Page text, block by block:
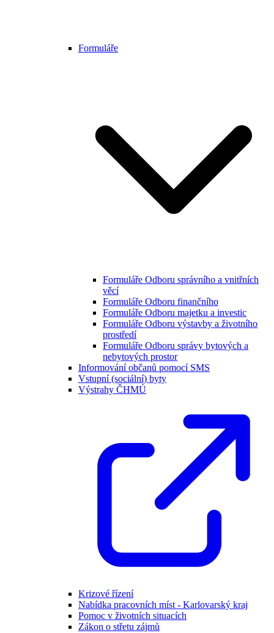
Formuláře
Formuláře Odboru správního a vnitřních
věcí
Formuláře Odboru finančního
Formuláře Odboru majetku a investic
Formuláře Odboru výstavby a životního
prostředí
Formuláře Odboru správy bytových a
nebytových prostor
Informování občanů pomocí SMS
Vstupní (sociální) byty
Výstrahy ČHMÚ
Krizové řízení
Nabídka pracovních míst - Karlovarský kraj
Pomoc v životních situacích
Zákon o střetu zájmů